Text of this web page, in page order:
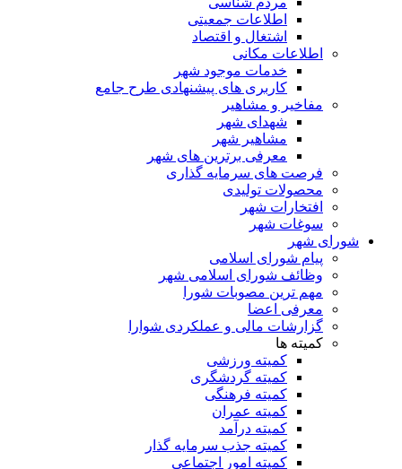
اطلاعات جمعیتی
اشتغال و اقتصاد
اطلاعات مکانی
خدمات موجود شهر
کاربری های پیشنهادی طرح جامع
مفاخیر و مشاهیر
شهدای شهر
مشاهیر شهر
معرفی برترین های شهر
فرصت های سرمایه گذاری
محصولات تولیدی
افتخارات شهر
سوغات شهر
شورای شهر
پیام شورای اسلامی
وظائف شورای اسلامی شهر
مهم ترین مصوبات شورا
معرفی اعضا
گزارشات مالی و عملکردی شوارا
کمیته ها
کمیته ورزشی
کمیته گردشگری
کمیته فرهنگی
کمیته عمران
کمیته درآمد
کمیته جذب سرمایه گذار
کمیته امور اجتماعی